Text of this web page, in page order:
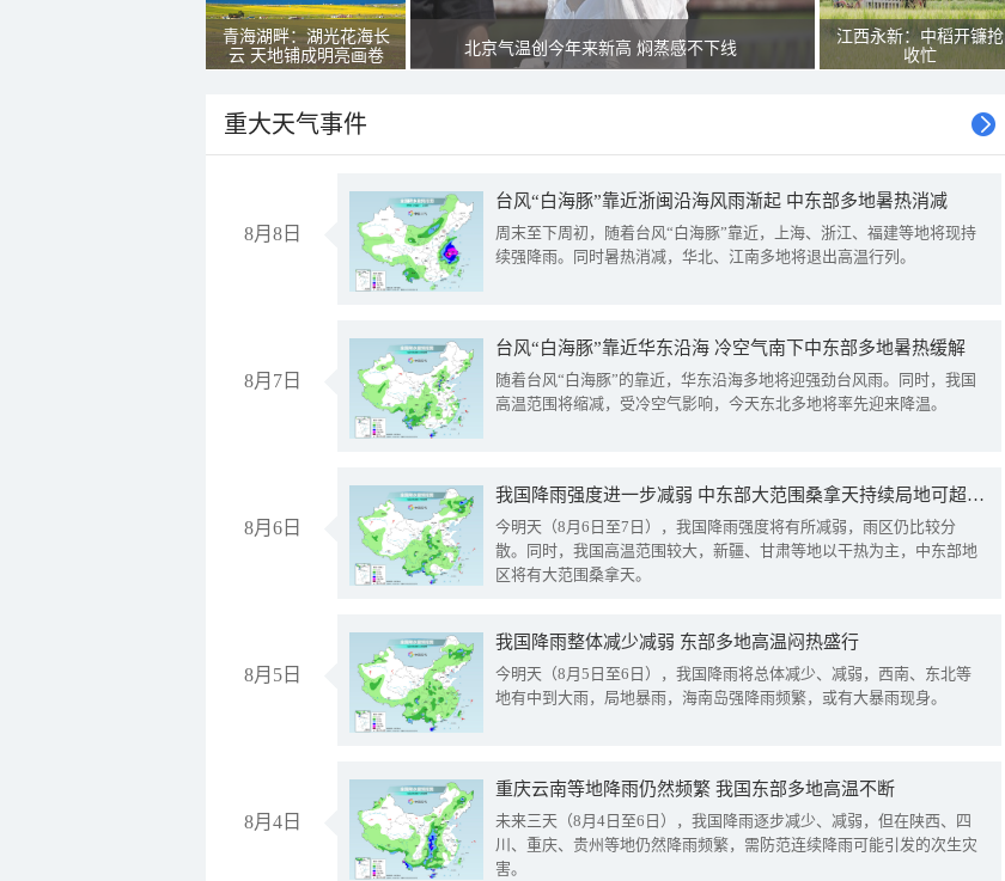
青海湖畔：湖光花海长
云 天地铺成明亮画卷
北京气温创今年来新高 焖蒸感不下线
江西永新：中稻开镰抢
收忙
重大天气事件
8月8日
台风“白海豚”靠近浙闽沿海风雨渐起 中东部多地暑热消减
周末至下周初，随着台风“白海豚”靠近，上海、浙江、福建等地将现持
续强降雨。同时暑热消减，华北、江南多地将退出高温行列。
8月7日
台风“白海豚”靠近华东沿海 冷空气南下中东部多地暑热缓解
随着台风“白海豚”的靠近，华东沿海多地将迎强劲台风雨。同时，我国
高温范围将缩减，受冷空气影响，今天东北多地将率先迎来降温。
8月6日
我国降雨强度进一步减弱 中东部大范围桑拿天持续局地可超38℃
今明天（8月6日至7日），我国降雨强度将有所减弱，雨区仍比较分
散。同时，我国高温范围较大，新疆、甘肃等地以干热为主，中东部地
区将有大范围桑拿天。
8月5日
我国降雨整体减少减弱 东部多地高温闷热盛行
今明天（8月5日至6日），我国降雨将总体减少、减弱，西南、东北等
地有中到大雨，局地暴雨，海南岛强降雨频繁，或有大暴雨现身。
8月4日
重庆云南等地降雨仍然频繁 我国东部多地高温不断
未来三天（8月4日至6日），我国降雨逐步减少、减弱，但在陕西、四
川、重庆、贵州等地仍然降雨频繁，需防范连续降雨可能引发的次生灾
害。